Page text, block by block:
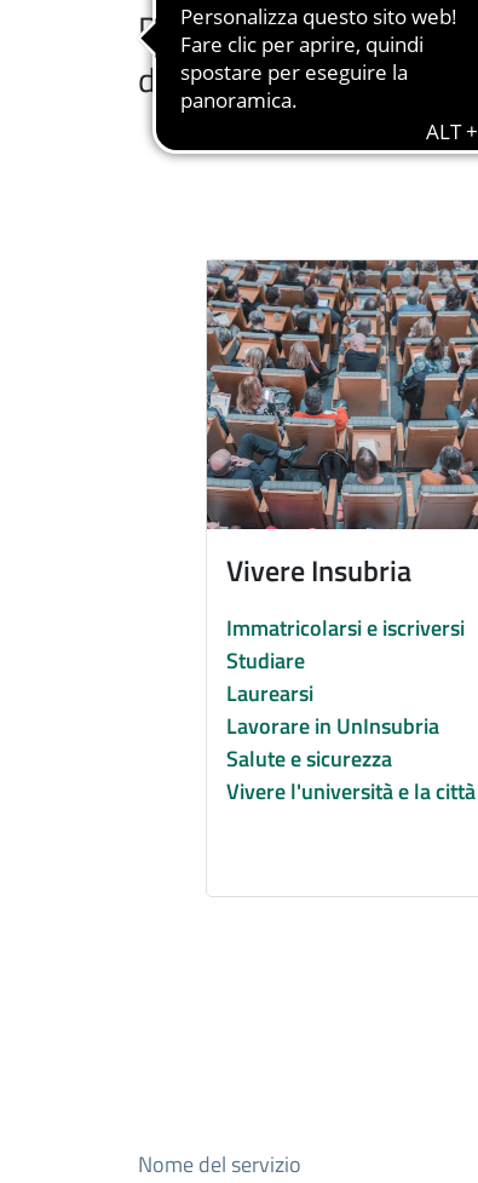
Puoi navigare i servizi
d'Ateneo, in fondo alla
Immagine
Vivere Insubria
Immatricolarsi e iscriversi
Studiare
Laurearsi
Lavorare in UnInsubria
Salute e sicurezza
Vivere l'università e la città
Nome del servizio